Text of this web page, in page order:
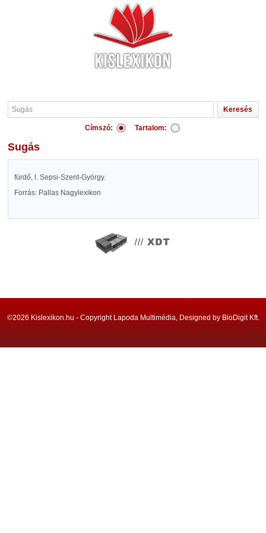
Címszó: Tartalom:
Sugás
fürdő, l. Sepsi-Szent-György.
Forrás: Pallas Nagylexikon
©2026 Kislexikon.hu - Copyright Lapoda Multimédia, Designed by BioDigit Kft.